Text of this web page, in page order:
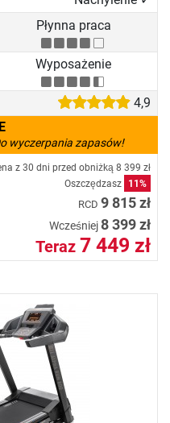
Płynna praca
Wyposażenie
4,9
wyczerpania zapasów!
z 30 dni przed obniżką 8 399 zł
Oszczędzasz
11%
RCD 9 815 zł
Wcześniej8 399 zł
Teraz 7 449 zł